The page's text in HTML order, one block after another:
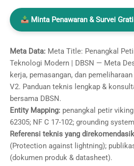
Minta Penawaran & Survei
Meta Data: Meta Title: Penangkal
Teknologi Modern | DBSN — Meta
kerja, pemasangan, dan
V2. Panduan teknis lengkap &
bersama DBSN.
Entity Mapping: penangkal petir
62305; NF C 17-102; grounding
Referensi teknis yang
(Protection against lightning);
(dokumen produk & datasheet).